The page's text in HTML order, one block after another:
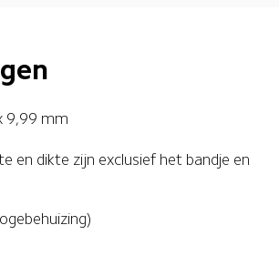
9,99 mm
en dikte zijn exclusief het bandje en